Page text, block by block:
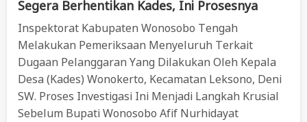
Segera Berhentikan Kades, Ini Prosesnya
Inspektorat Kabupaten Wonosobo Tengah
Melakukan Pemeriksaan Menyeluruh Terkait
Dugaan Pelanggaran Yang Dilakukan Oleh Kepala
Desa (Kades) Wonokerto, Kecamatan Leksono, Deni
SW. Proses Investigasi Ini Menjadi Langkah Krusial
Sebelum Bupati Wonosobo Afif Nurhidayat